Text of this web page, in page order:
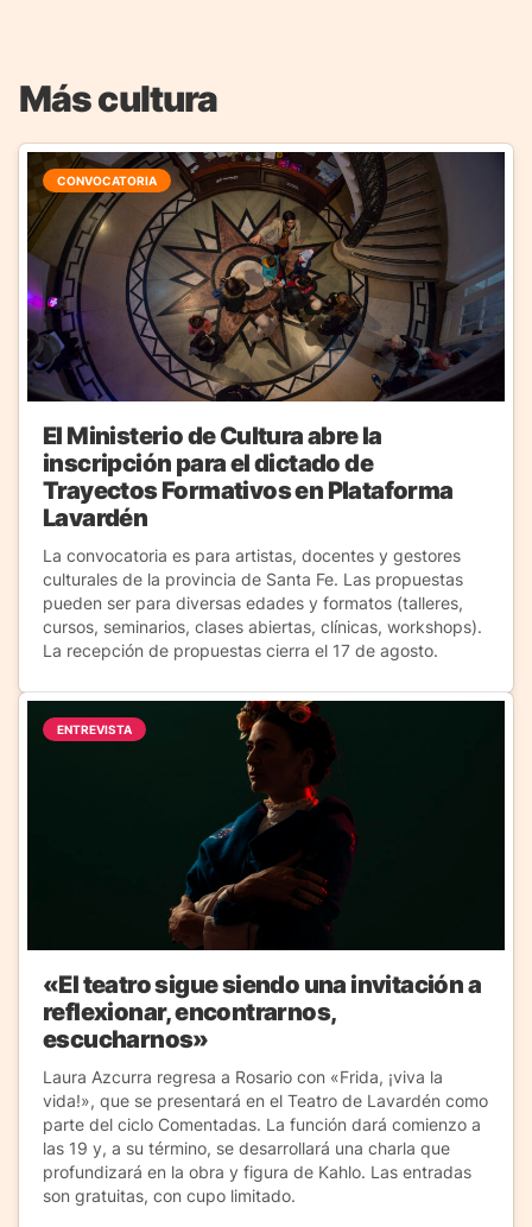
Más cultura
CONVOCATORIA
El Ministerio de Cultura abre la
inscripción para el dictado de
Trayectos Formativos en Plataforma
Lavardén
La convocatoria es para artistas, docentes y gestores
culturales de la provincia de Santa Fe. Las propuestas
pueden ser para diversas edades y formatos (talleres,
cursos, seminarios, clases abiertas, clínicas, workshops).
La recepción de propuestas cierra el 17 de agosto.
ENTREVISTA
«El teatro sigue siendo una invitación a
reflexionar, encontrarnos,
escucharnos»
Laura Azcurra regresa a Rosario con «Frida, ¡viva la
vida!», que se presentará en el Teatro de Lavardén como
parte del ciclo Comentadas. La función dará comienzo a
las 19 y, a su término, se desarrollará una charla que
profundizará en la obra y figura de Kahlo. Las entradas
son gratuitas, con cupo limitado.